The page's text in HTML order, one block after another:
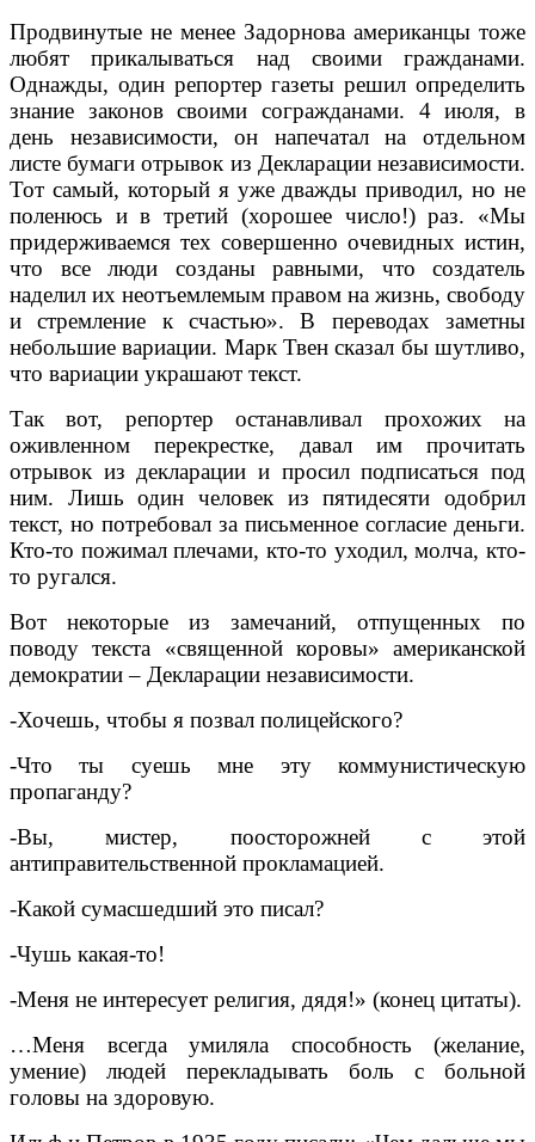
Продвинутые не менее Задорнова американцы тоже
любят прикалываться над своими гражданами.
Однажды, один репортер газеты решил определить
знание законов своими согражданами. 4 июля, в
день независимости, он напечатал на отдельном
листе бумаги отрывок из Декларации независимости.
Тот самый, который я уже дважды приводил, но не
поленюсь и в третий (хорошее число!) раз. «Мы
придерживаемся тех совершенно очевидных истин,
что все люди созданы равными, что создатель
наделил их неотъемлемым правом на жизнь, свободу
и стремление к счастью». В переводах заметны
небольшие вариации. Марк Твен сказал бы шутливо,
что вариации украшают текст.
Так вот, репортер останавливал прохожих на
оживленном перекрестке, давал им прочитать
отрывок из декларации и просил подписаться под
ним. Лишь один человек из пятидесяти одобрил
текст, но потребовал за письменное согласие деньги.
Кто-то пожимал плечами, кто-то уходил, молча, кто-
то ругался.
Вот некоторые из замечаний, отпущенных по
поводу текста «священной коровы» американской
демократии – Декларации независимости.
-Хочешь, чтобы я позвал полицейского?
-Что ты суешь мне эту коммунистическую
пропаганду?
-Вы, мистер, поосторожней с этой
антиправительственной прокламацией.
-Какой сумасшедший это писал?
-Чушь какая-то!
-Меня не интересует религия, дядя!» (конец цитаты).
…Меня всегда умиляла способность (желание,
умение) людей перекладывать боль с больной
головы на здоровую.